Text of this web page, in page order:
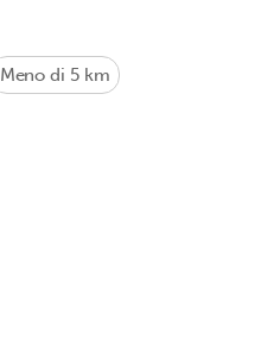
Meno di 5 km